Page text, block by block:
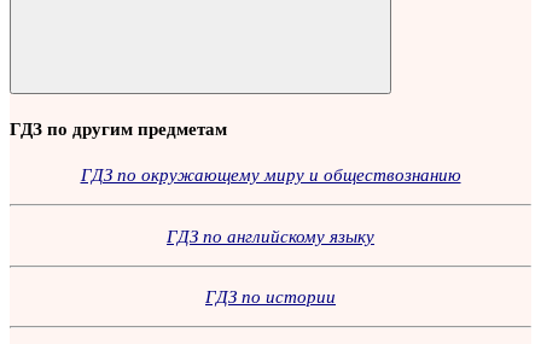
Поиск
ГДЗ по другим предметам
ГДЗ по окружающему миру и обществознанию
ГДЗ по английскому языку
ГДЗ по истории